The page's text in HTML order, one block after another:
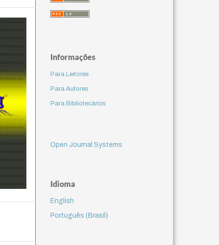
Informações
Para Leitores
Para Autores
Para Bibliotecários
Open Journal Systems
Idioma
English
Português (Brasil)